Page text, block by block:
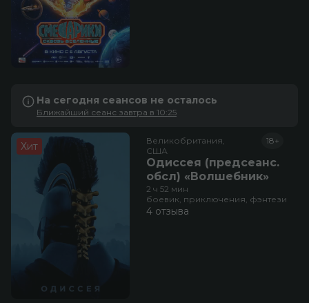
На сегодня сеансов не осталось
Ближайший сеанс завтра в 10:25
Хит
Великобритания,
США
Одиссея (предсеанс.
обсл) «Волшебник»
18+
2 ч 52 мин
боевик, приключения, фэнтези
4 отзыва